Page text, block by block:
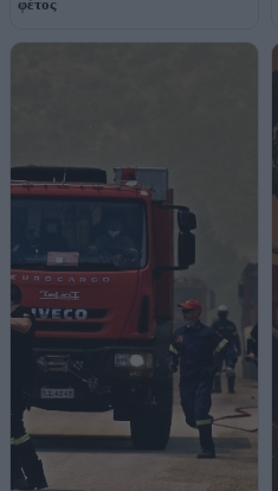
φέτος